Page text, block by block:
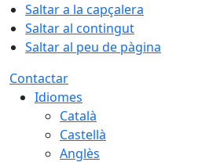
Saltar a la capçalera
Saltar al contingut
Saltar al peu de pàgina
Contactar
Idiomes
Català
Castellà
Anglès